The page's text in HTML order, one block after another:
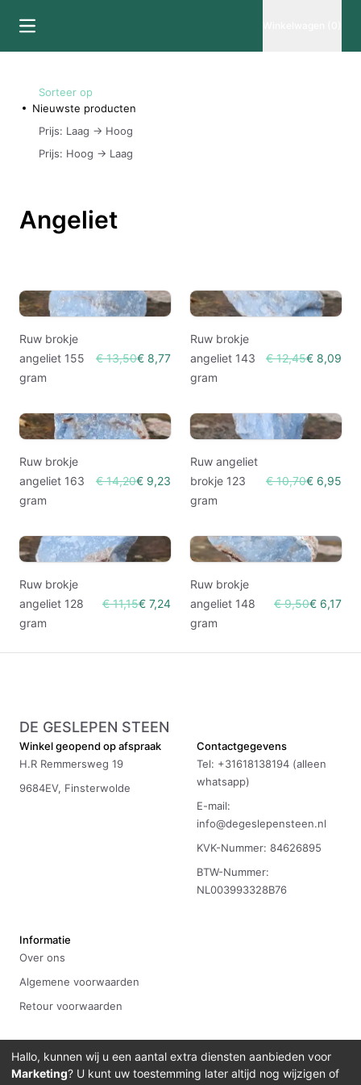
Sorteer op
Nieuwste producten
Prijs: Laag -> Hoog
Prijs: Hoog -> Laag
Angeliet
Ruw brokje
angeliet 155
gram
€ 13,50€ 8,77
Ruw brokje
angeliet 143
gram
€ 12,45€ 8,09
Ruw brokje
angeliet 163
gram
€ 14,20€ 9,23
Ruw angeliet
brokje 123
gram
€ 10,70€ 6,95
Ruw brokje
angeliet 128
gram
€ 11,15€ 7,24
Ruw brokje
angeliet 148
gram
€ 9,50€ 6,17
DE GESLEPEN STEEN
Winkel geopend op afspraak
H.R Remmersweg 19
9684EV, Finsterwolde
Contactgegevens
Tel: +31618138194 (alleen
whatsapp)
E-mail:
info@degeslepensteen.nl
KVK-Nummer: 84626895
BTW-Nummer:
NL003993328B76
Informatie
Over ons
Algemene voorwaarden
Retour voorwaarden
Hallo, kunnen wij u een aantal extra diensten aanbieden voor
Marketing? U kunt uw toestemming later altijd nog wijzigen of